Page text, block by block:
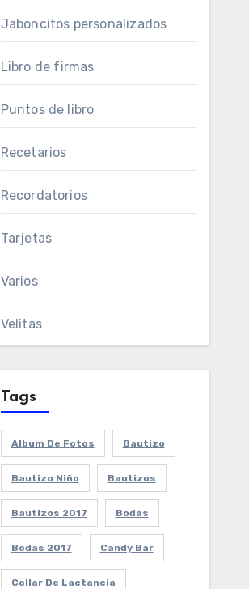
Jaboncitos personalizados
Libro de firmas
Puntos de libro
Recetarios
Recordatorios
Tarjetas
Varios
Velitas
Tags
Album De Fotos Bautizo
Bautizo Niño Bautizos
Bautizos 2017 Bodas
Bodas 2017 Candy Bar
Collar De Lactancia